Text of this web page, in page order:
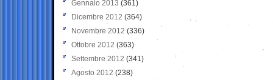
Gennaio 2013 (361)
Dicembre 2012 (364)
Novembre 2012 (336)
Ottobre 2012 (363)
Settembre 2012 (341)
Agosto 2012 (238)